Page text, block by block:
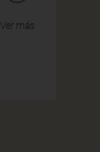
Ver más